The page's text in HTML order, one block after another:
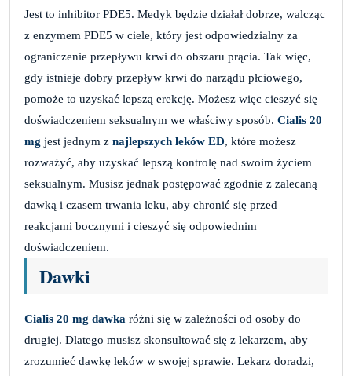
Jest to inhibitor PDE5. Medyk będzie działał dobrze, walcząc
z enzymem PDE5 w ciele, który jest odpowiedzialny za
ograniczenie przepływu krwi do obszaru prącia. Tak więc,
gdy istnieje dobry przepływ krwi do narządu płciowego,
pomoże to uzyskać lepszą erekcję. Możesz więc cieszyć się
doświadczeniem seksualnym we właściwy sposób. Cialis 20
mg jest jednym z najlepszych leków ED, które możesz
rozważyć, aby uzyskać lepszą kontrolę nad swoim życiem
seksualnym. Musisz jednak postępować zgodnie z zalecaną
dawką i czasem trwania leku, aby chronić się przed
reakcjami bocznymi i cieszyć się odpowiednim
doświadczeniem.
Dawki
Cialis 20 mg dawka różni się w zależności od osoby do
drugiej. Dlatego musisz skonsultować się z lekarzem, aby
zrozumieć dawkę leków w swojej sprawie. Lekarz doradzi,